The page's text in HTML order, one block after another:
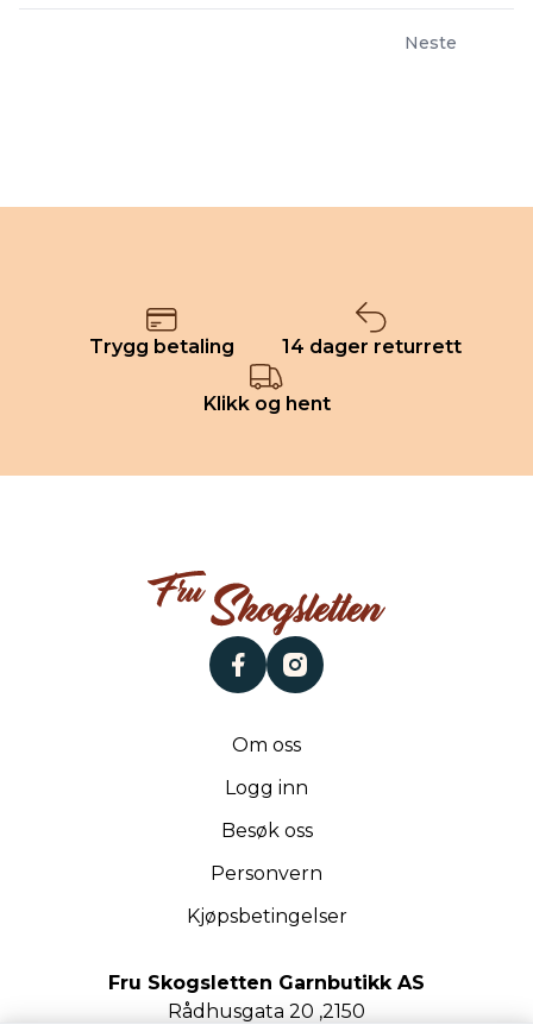
Neste
Trygg betaling 14 dager returrett
Klikk og hent
facebookinstagram
Om oss
Logg inn
Besøk oss
Personvern
Kjøpsbetingelser
Fru Skogsletten Garnbutikk AS
Rådhusgata 20 ,2150